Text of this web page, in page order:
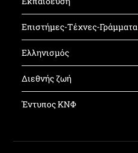
Επιστήμες-Τέχνες-Γράμματα
Ελληνισμός
Διεθνής ζωή
Έντυπος ΚΝΦ